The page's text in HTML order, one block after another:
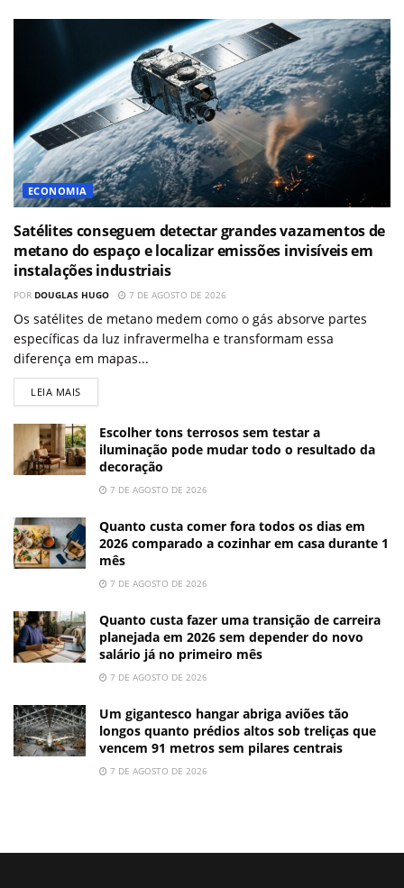
ECONOMIA
Satélites conseguem detectar grandes vazamentos de
metano do espaço e localizar emissões invisíveis em
instalações industriais
POR DOUGLAS HUGO 7 DE AGOSTO DE 2026
Os satélites de metano medem como o gás absorve partes
específicas da luz infravermelha e transformam essa
diferença em mapas...
LEIA MAIS
Escolher tons terrosos sem testar a
iluminação pode mudar todo o resultado da
decoração
7 DE AGOSTO DE 2026
Quanto custa comer fora todos os dias em
2026 comparado a cozinhar em casa durante 1
mês
7 DE AGOSTO DE 2026
Quanto custa fazer uma transição de carreira
planejada em 2026 sem depender do novo
salário já no primeiro mês
7 DE AGOSTO DE 2026
Um gigantesco hangar abriga aviões tão
longos quanto prédios altos sob treliças que
vencem 91 metros sem pilares centrais
7 DE AGOSTO DE 2026